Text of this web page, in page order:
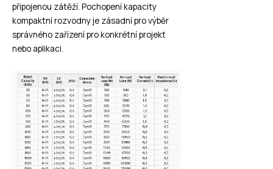
připojenou zátěží. Pochopení kapacity
kompaktní rozvodny je zásadní pro výběr
správného zařízení pro konkrétní projekt
nebo aplikaci.